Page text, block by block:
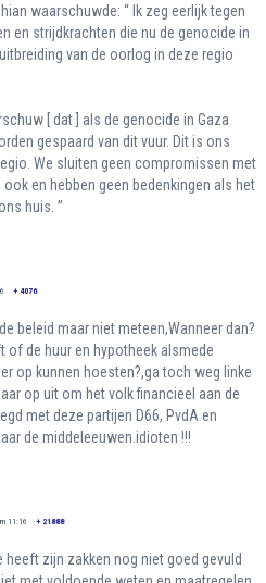
waarschuwde: “ Ik zeg eerlijk tegen
en strijdkrachten die nu de genocide in
van de oorlog in deze regio
[ dat ] als de genocide in Gaza
gespaard van dit vuur. Dit is ons
We sluiten geen compromissen met
en hebben geen bedenkingen als het
huis. ”
+ 4076
beleid maar niet meteen,Wanneer dan?
of de huur en hypotheek alsmede
op kunnen hoesten?,ga toch weg linke
op uit om het volk financieel aan de
met deze partijen D66, PvdA en
de middeleeuwen.idioten !!!
11:16 + 21888
heeft zijn zakken nog niet goed gevuld